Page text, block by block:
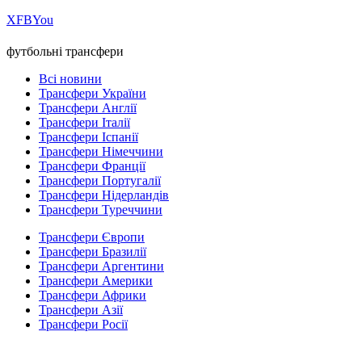
ХFBYou
футбольні трансфери
Всі новини
Трансфери України
Трансфери Англії
Трансфери Італії
Трансфери Іспанії
Трансфери Німеччини
Трансфери Франції
Трансфери Португалії
Трансфери Нідерландів
Трансфери Туреччини
Трансфери Європи
Трансфери Бразилії
Трансфери Аргентини
Трансфери Америки
Трансфери Африки
Трансфери Азії
Трансфери Росії